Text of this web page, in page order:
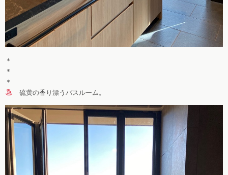
＊
＊
＊
硫黄の香り漂うバスルーム。